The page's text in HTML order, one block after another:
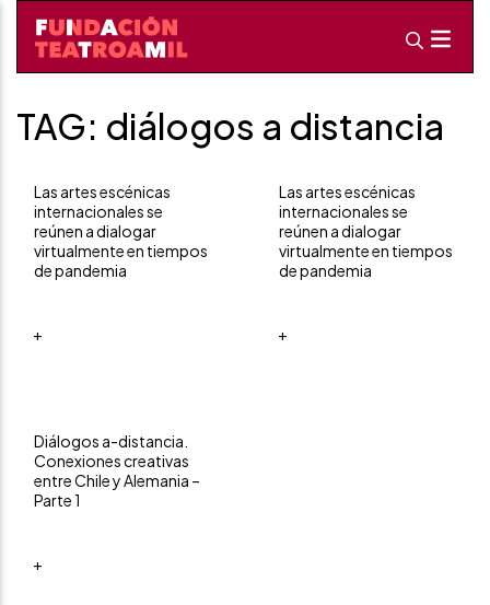
TAG: diálogos a distancia
Las artes escénicas
internacionales se
reúnen a dialogar
virtualmente en tiempos
de pandemia
+
Las artes escénicas
internacionales se
reúnen a dialogar
virtualmente en tiempos
de pandemia
+
Diálogos a-distancia.
Conexiones creativas
entre Chile y Alemania –
Parte 1
+